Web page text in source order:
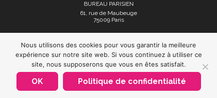
BUREAU PARISIEN
61, rue de Maubeuge
75009 Paris
Mentions légales et politique de confidentialité
Plan du site
Nous utilisons des cookies pour vous garantir la meilleure
expérience sur notre site web. Si vous continuez à utiliser ce
site, nous supposerons que vous en êtes satisfait.
OK Politique de confidentialité